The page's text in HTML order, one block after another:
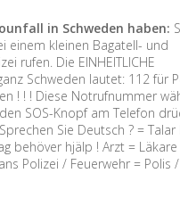
in Schweden haben:
einem kleinen Bagatell- und
rufen. Die EINHEITLICHE
Schweden lautet: 112 für
! ! ! Diese Notrufnummer
SOS-Knopf am Telefon
Sie Deutsch ? = Talar
behöver hjälp ! Arzt = Läkare
Polizei / Feuerwehr = Polis